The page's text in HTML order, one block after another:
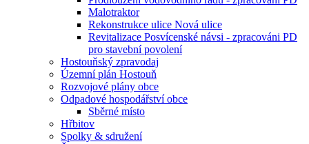
Malotraktor
Rekonstrukce ulice Nová ulice
Revitalizace Posvícenské návsi - zpracováni PD
pro stavební povolení
Hostouňský zpravodaj
Územní plán Hostouň
Rozvojové plány obce
Odpadové hospodářství obce
Sběrné místo
Hřbitov
Spolky & sdružení